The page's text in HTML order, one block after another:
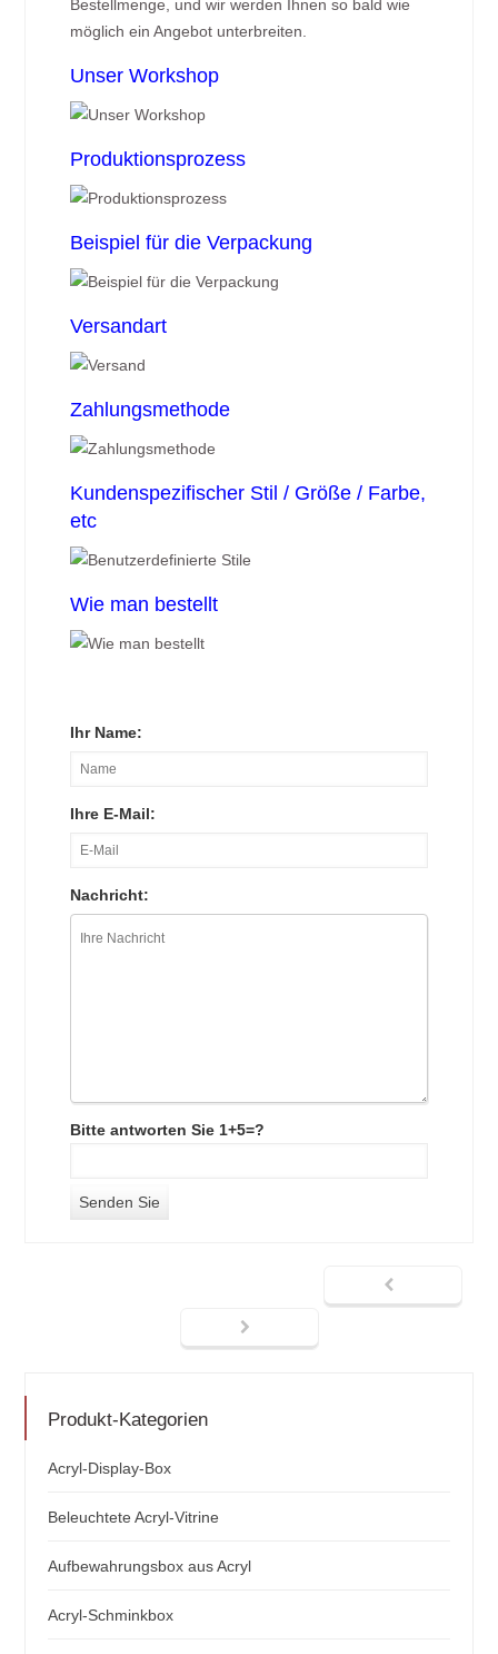
Bestellmenge, und wir werden Ihnen so bald wie
möglich ein Angebot unterbreiten.
Unser Workshop
Produktionsprozess
Beispiel für die Verpackung
Versandart
Zahlungsmethode
Kundenspezifischer Stil / Größe / Farbe,
etc
Wie man bestellt
Ihr Name:
Ihre E-Mail:
Nachricht:
Bitte antworten Sie 1+5=?
Produkt-Kategorien
Acryl-Display-Box
Beleuchtete Acryl-Vitrine
Aufbewahrungsbox aus Acryl
Acryl-Schminkbox